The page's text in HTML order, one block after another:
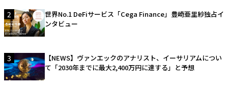
2
世界No.1 DeFiサービス「Cega Finance」豊崎亜里紗独占イ
ンタビュー
3
【NEWS】ヴァンエックのアナリスト、イーサリアムについ
て「2030年までに最大2,400万円に達する」と予想